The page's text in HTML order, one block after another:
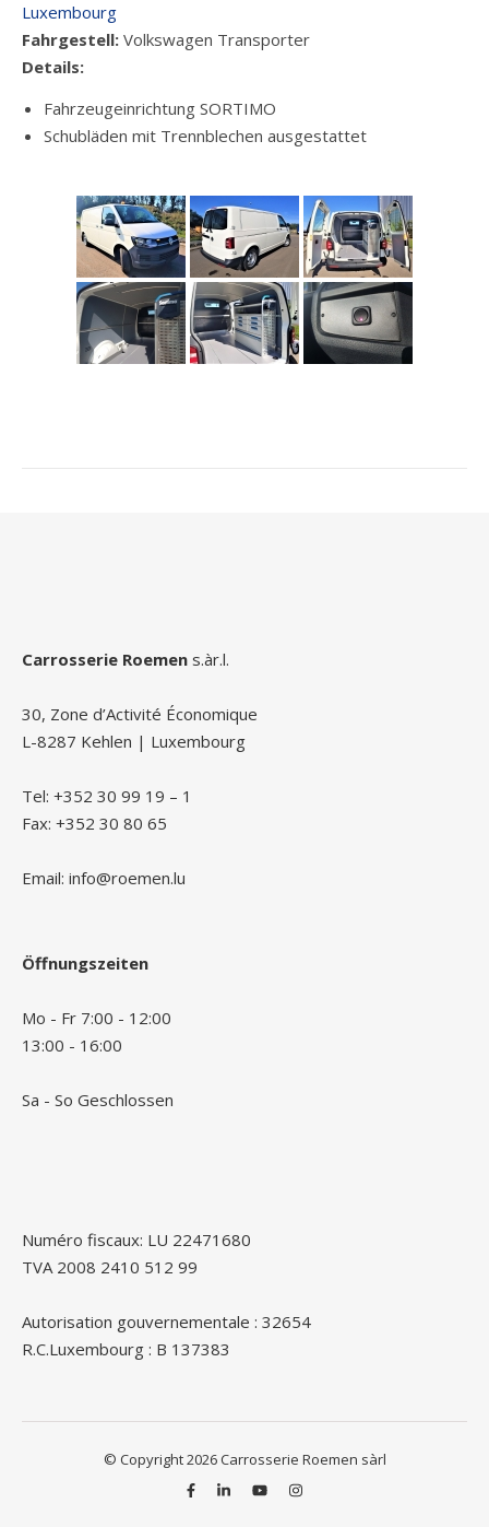
Luxembourg
Fahrgestell: Volkswagen Transporter
Details:
Fahrzeugeinrichtung SORTIMO
Schubläden mit Trennblechen ausgestattet
Carrosserie Roemen s.àr.l.
30, Zone d’Activité Économique
L-8287 Kehlen | Luxembourg
Tel: +352 30 99 19 – 1
Fax: +352 30 80 65
Email: info@roemen.lu
Öffnungszeiten
Mo - Fr 7:00 - 12:00
13:00 - 16:00
Sa - So Geschlossen
Numéro fiscaux: LU 22471680
TVA 2008 2410 512 99
Autorisation gouvernementale : 32654
R.C.Luxembourg : B 137383
© Copyright 2026 Carrosserie Roemen sàrl